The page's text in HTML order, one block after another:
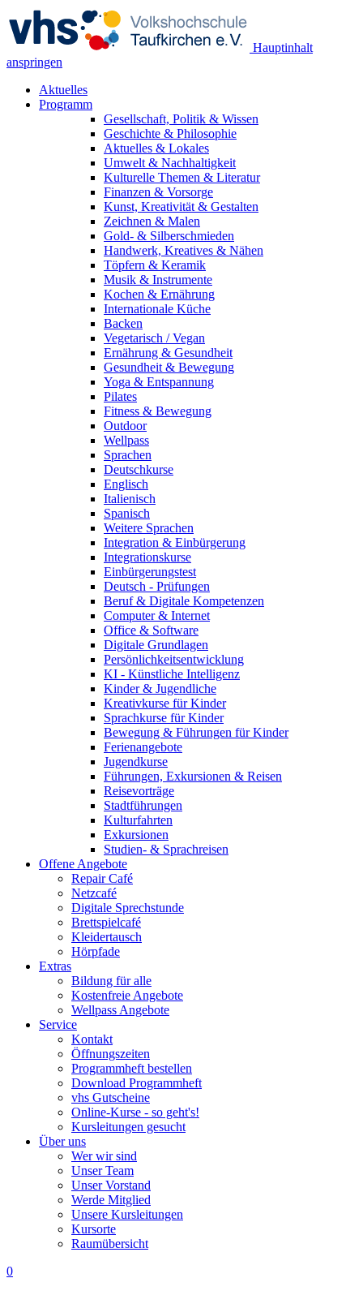
Hauptinhalt
anspringen
Aktuelles
Programm
Gesellschaft, Politik & Wissen
Geschichte & Philosophie
Aktuelles & Lokales
Umwelt & Nachhaltigkeit
Kulturelle Themen & Literatur
Finanzen & Vorsorge
Kunst, Kreativität & Gestalten
Zeichnen & Malen
Gold- & Silberschmieden
Handwerk, Kreatives & Nähen
Töpfern & Keramik
Musik & Instrumente
Kochen & Ernährung
Internationale Küche
Backen
Vegetarisch / Vegan
Ernährung & Gesundheit
Gesundheit & Bewegung
Yoga & Entspannung
Pilates
Fitness & Bewegung
Outdoor
Wellpass
Sprachen
Deutschkurse
Englisch
Italienisch
Spanisch
Weitere Sprachen
Integration & Einbürgerung
Integrationskurse
Einbürgerungstest
Deutsch - Prüfungen
Beruf & Digitale Kompetenzen
Computer & Internet
Office & Software
Digitale Grundlagen
Persönlichkeitsentwicklung
KI - Künstliche Intelligenz
Kinder & Jugendliche
Kreativkurse für Kinder
Sprachkurse für Kinder
Bewegung & Führungen für Kinder
Ferienangebote
Jugendkurse
Führungen, Exkursionen & Reisen
Reisevorträge
Stadtführungen
Kulturfahrten
Exkursionen
Studien- & Sprachreisen
Offene Angebote
Repair Café
Netzcafé
Digitale Sprechstunde
Brettspielcafé
Kleidertausch
Hörpfade
Extras
Bildung für alle
Kostenfreie Angebote
Wellpass Angebote
Service
Kontakt
Öffnungszeiten
Programmheft bestellen
Download Programmheft
vhs Gutscheine
Online-Kurse - so geht's!
Kursleitungen gesucht
Über uns
Wer wir sind
Unser Team
Unser Vorstand
Werde Mitglied
Unsere Kursleitungen
Kursorte
Raumübersicht
0